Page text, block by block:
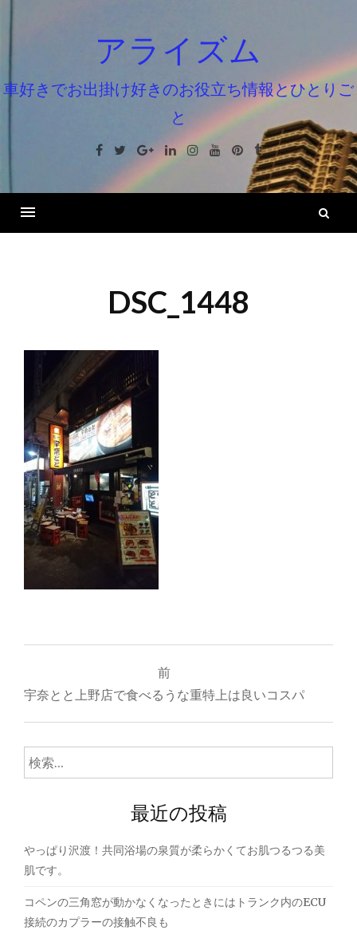
ン
ツ
ッ
アライズム
車好きでお出掛け好きのお役立ち情報とひとりご
と
Facebook
TwitterGoogle+LinkedinInstagramYoutube
Pinterest
Tumblr
DSC_1448
稿
ナ
ビ
ゲ
シ
ョ
ン
前
宇奈とと上野店で食べるうな重特上は良いコスパ
検
索:
最近の投稿
やっぱり沢渡！共同浴場の泉質が柔らかくてお肌つるつる美
肌です。
コペンの三角窓が動かなくなったときにはトランク内のECU
接続のカプラーの接触不良も